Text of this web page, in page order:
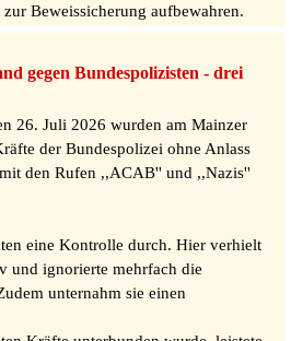
Beweissicherung aufbewahren.
gegen Bundespolizisten - drei
26. Juli 2026 wurden am Mainzer
der Bundespolizei ohne Anlass
den Rufen ,,ACAB'' und ,,Nazis''
eine Kontrolle durch. Hier verhielt
und ignorierte mehrfach die
unternahm sie einen